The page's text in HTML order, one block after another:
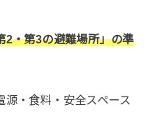
2・第3の避難場所」の準
源・食料・安全スペース